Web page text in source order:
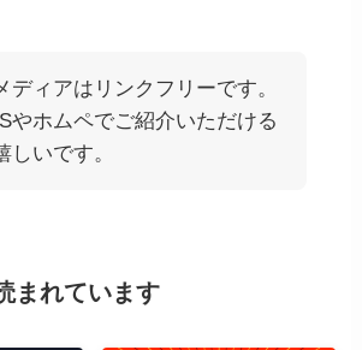
ディアはリンクフリーです。
やホムペでご紹介いただける
しいです。
まれています